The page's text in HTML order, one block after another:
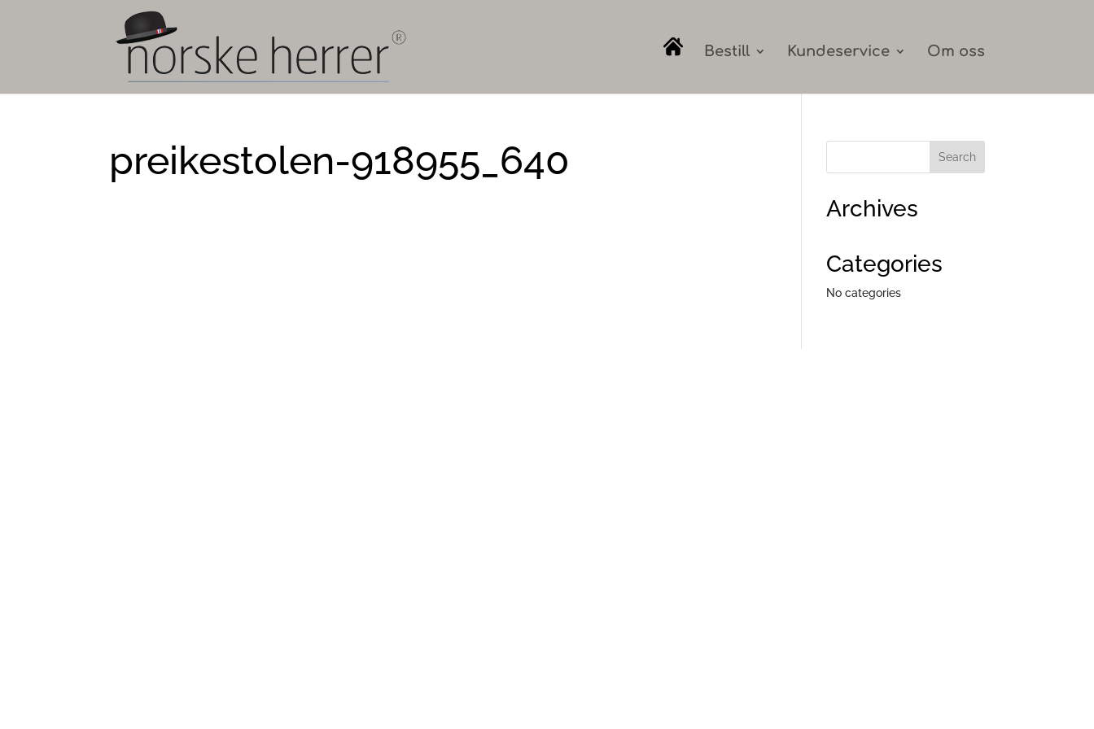
Bestill Kundeservice Om oss
preikestolen-918955_640
Archives
Categories
No categories